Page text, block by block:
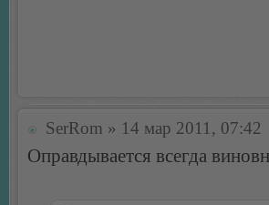
SerRom » 14 мар 2011, 07:42
Оправдывается всегда